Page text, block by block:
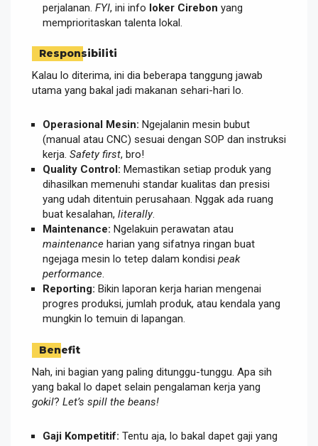
perjalanan. FYI, ini info loker Cirebon yang
memprioritaskan talenta lokal.
Responsibiliti
Kalau lo diterima, ini dia beberapa tanggung jawab
utama yang bakal jadi makanan sehari-hari lo.
Operasional Mesin: Ngejalanin mesin bubut
(manual atau CNC) sesuai dengan SOP dan instruksi
kerja. Safety first, bro!
Quality Control: Memastikan setiap produk yang
dihasilkan memenuhi standar kualitas dan presisi
yang udah ditentuin perusahaan. Nggak ada ruang
buat kesalahan, literally.
Maintenance: Ngelakuin perawatan atau
maintenance harian yang sifatnya ringan buat
ngejaga mesin lo tetep dalam kondisi peak
performance.
Reporting: Bikin laporan kerja harian mengenai
progres produksi, jumlah produk, atau kendala yang
mungkin lo temuin di lapangan.
Benefit
Nah, ini bagian yang paling ditunggu-tunggu. Apa sih
yang bakal lo dapet selain pengalaman kerja yang
gokil? Let’s spill the beans!
Gaji Kompetitif: Tentu aja, lo bakal dapet gaji yang